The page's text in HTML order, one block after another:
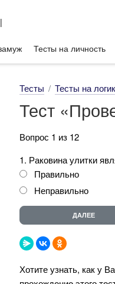
Тесты на личность
Тесты Тесты на
Тест
Вопрос 1 из 12
1. Раковина улитки
Правильно
Неправильно
Хотите узнать, как у